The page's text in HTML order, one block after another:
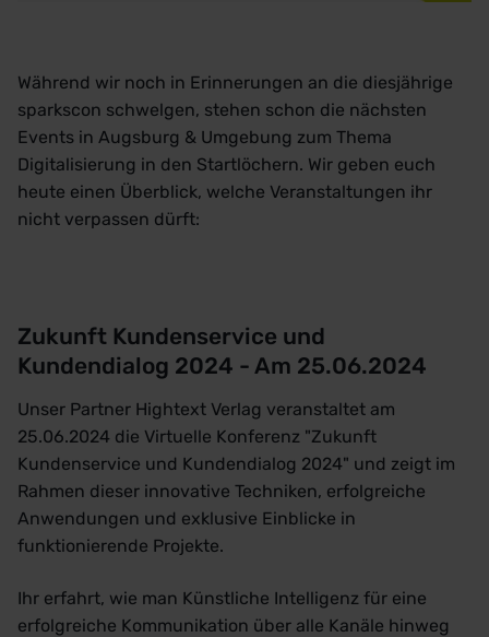
Während wir noch in Erinnerungen an die diesjährige
sparkscon schwelgen, stehen schon die nächsten
Events in Augsburg & Umgebung zum Thema
Digitalisierung in den Startlöchern. Wir geben euch
heute einen Überblick, welche Veranstaltungen ihr
nicht verpassen dürft:
Zukunft Kundenservice und
Kundendialog 2024 - Am 25.06.2024
Unser Partner Hightext Verlag veranstaltet am
25.06.2024 die Virtuelle Konferenz "Zukunft
Kundenservice und Kundendialog 2024" und zeigt im
Rahmen dieser innovative Techniken, erfolgreiche
Anwendungen und exklusive Einblicke in
funktionierende Projekte.
Ihr erfahrt, wie man Künstliche Intelligenz für eine
erfolgreiche Kommunikation über alle Kanäle hinweg